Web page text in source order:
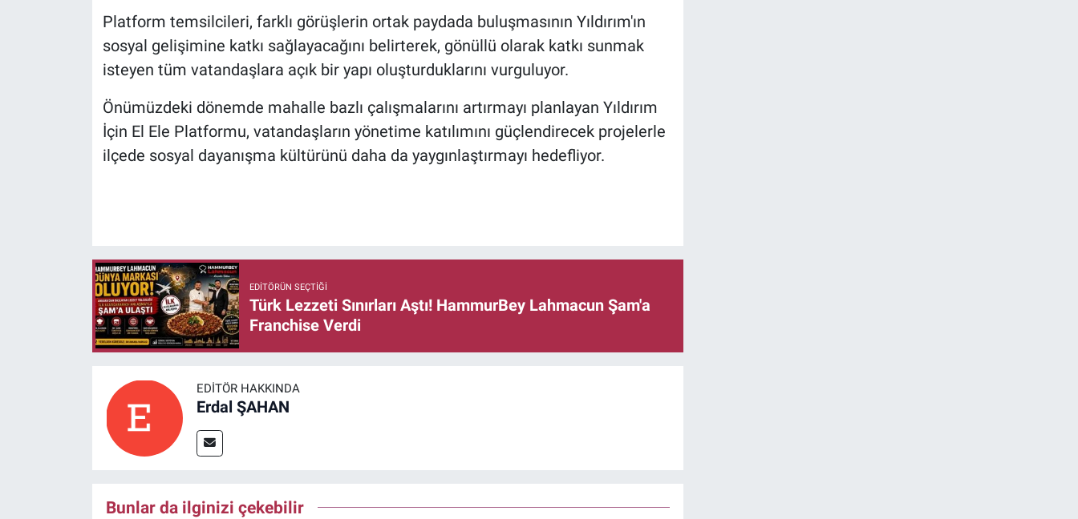
Platform temsilcileri, farklı görüşlerin ortak paydada buluşmasının Yıldırım'ın
sosyal gelişimine katkı sağlayacağını belirterek, gönüllü olarak katkı sunmak
isteyen tüm vatandaşlara açık bir yapı oluşturduklarını vurguluyor.
Önümüzdeki dönemde mahalle bazlı çalışmalarını artırmayı planlayan Yıldırım
İçin El Ele Platformu, vatandaşların yönetime katılımını güçlendirecek projelerle
ilçede sosyal dayanışma kültürünü daha da yaygınlaştırmayı hedefliyor.
EDITÖRÜN SEÇTIĞI
Türk Lezzeti Sınırları Aştı! HammurBey Lahmacun Şam'a
Franchise Verdi
EDITÖR HAKKINDA
Erdal ŞAHAN
Bunlar da ilginizi çekebilir